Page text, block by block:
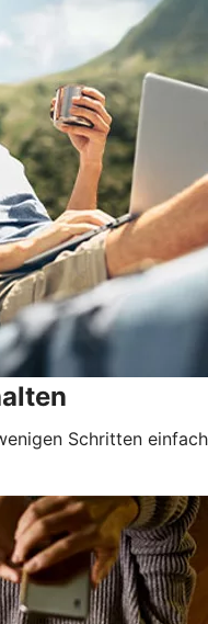
Schritten einfach